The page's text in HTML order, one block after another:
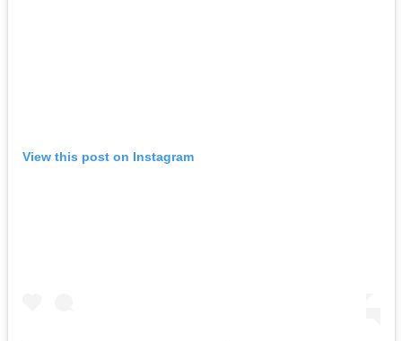
View this post on Instagram